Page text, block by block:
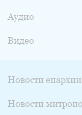
Аудио
Видео
Новости епархии
Новости